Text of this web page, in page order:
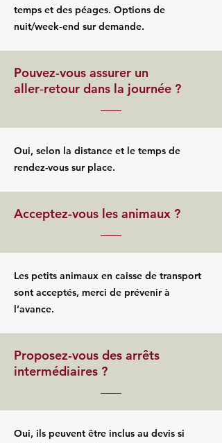
temps et des péages. Options de
nuit/week‑end sur demande.
Pouvez-vous assurer un
aller‑retour dans la journée ?
Oui, selon la distance et le temps de
rendez-vous sur place.
Acceptez-vous les animaux ?
Les petits animaux en caisse de transport
sont acceptés, merci de prévenir à
l’avance.
Proposez-vous des arrêts
intermédiaires ?
Oui, ils peuvent être inclus au devis si